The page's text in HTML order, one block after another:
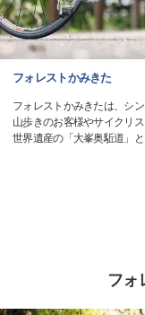
フォレストかみきた
フォレストかみきたは、シン
山歩きのお客様やサイクリ
世界遺産の「大峯奥駈道」
フォ